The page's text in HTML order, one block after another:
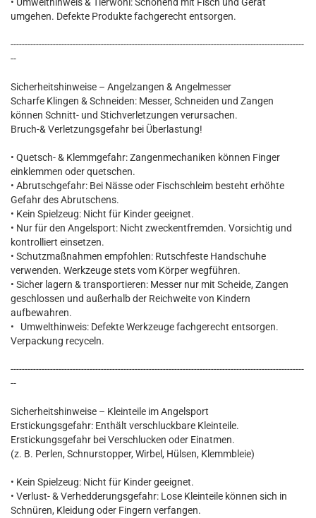
umgehen. Defekte Produkte fachgerecht entsorgen.
--------------------------------------------------------------------------------------------------------
--
Sicherheitshinweise – Angelzangen & Angelmesser
Scharfe Klingen & Schneiden: Messer, Schneiden und Zangen
können Schnitt- und Stichverletzungen verursachen.
Bruch-& Verletzungsgefahr bei Überlastung!
• Quetsch- & Klemmgefahr: Zangenmechaniken können Finger
einklemmen oder quetschen.
• Abrutschgefahr: Bei Nässe oder Fischschleim besteht erhöhte
Gefahr des Abrutschens.
• Kein Spielzeug: Nicht für Kinder geeignet.
• Nur für den Angelsport: Nicht zweckentfremden. Vorsichtig und
kontrolliert einsetzen.
• Schutzmaßnahmen empfohlen: Rutschfeste Handschuhe
verwenden. Werkzeuge stets vom Körper wegführen.
• Sicher lagern & transportieren: Messer nur mit Scheide, Zangen
geschlossen und außerhalb der Reichweite von Kindern
aufbewahren.
• Umwelthinweis: Defekte Werkzeuge fachgerecht entsorgen.
Verpackung recyceln.
--------------------------------------------------------------------------------------------------------
--
Sicherheitshinweise – Kleinteile im Angelsport
Erstickungsgefahr: Enthält verschluckbare Kleinteile.
Erstickungsgefahr bei Verschlucken oder Einatmen.
(z. B. Perlen, Schnurstopper, Wirbel, Hülsen, Klemmbleie)
• Kein Spielzeug: Nicht für Kinder geeignet.
• Verlust- & Verhedderungsgefahr: Lose Kleinteile können sich in
Schnüren, Kleidung oder Fingern verfangen.